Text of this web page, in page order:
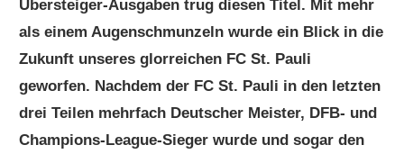
Übersteiger-Ausgaben trug diesen Titel. Mit mehr
als einem Augenschmunzeln wurde ein Blick in die
Zukunft unseres glorreichen FC St. Pauli
geworfen. Nachdem der FC St. Pauli in den letzten
drei Teilen mehrfach Deutscher Meister, DFB- und
Champions-League-Sieger wurde und sogar den